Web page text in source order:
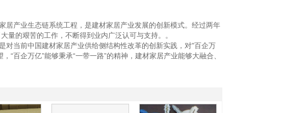
居产业生态链系统工程，是建材家居产业发展的创新模式。经过两年
量的艰苦的工作，不断得到业内广泛认可与支持。。
当前中国建材家居产业供给侧结构性改革的创新实践，对"百企万
百企万亿”能够秉承“一带一路”的精神，建材家居产业能够大融合、